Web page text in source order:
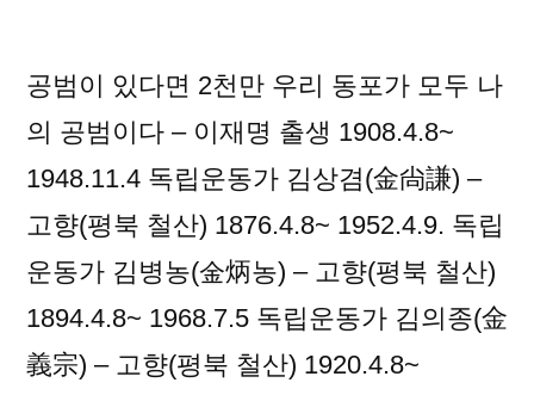
동
가
공범이 있다면 2천만 우리 동포가 모두 나
의 공범이다 – 이재명 출생 1908.4.8~
1948.11.4 독립운동가 김상겸(金尙謙) –
고향(평북 철산) 1876.4.8~ 1952.4.9. 독립
운동가 김병농(金炳농) – 고향(평북 철산)
1894.4.8~ 1968.7.5 독립운동가 김의종(金
義宗) – 고향(평북 철산) 1920.4.8~